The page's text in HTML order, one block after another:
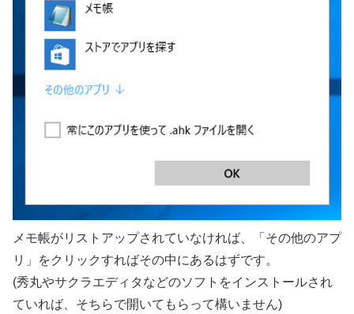
メモ帳がリストアップされていなければ、「その他のアプ
リ」をクリックすればその中にあるはずです。
(秀丸やサクラエディタなどのソフトをインストールされ
ていれば、そちらで開いてもらって構いません)